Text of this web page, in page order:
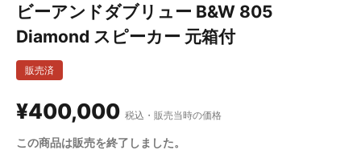
ビーアンドダブリュー B&W 805
Diamond スピーカー 元箱付
販売済
¥400,000 税込・販売当時の価格
この商品は販売を終了しました。